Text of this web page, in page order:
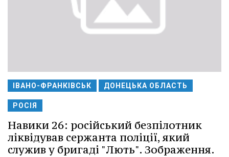
ІВАНО-ФРАНКІВСЬК ДОНЕЦЬКА ОБЛАСТЬ
РОСІЯ
Навики 26: російський безпілотник
ліквідував сержанта поліції, який
служив у бригаді "Лють". Зображення.